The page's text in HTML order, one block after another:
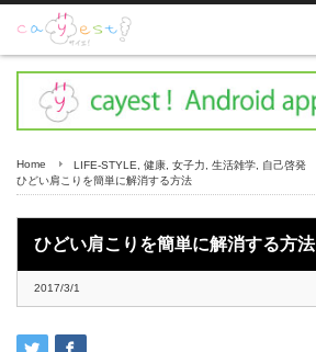
Home LIFE-STYLE 健康 女子力 生活雑学
自己啓発
ひどい肩こりを簡単に解消する方法
ひどい肩こりを簡単に解消する方法
2017/3/1